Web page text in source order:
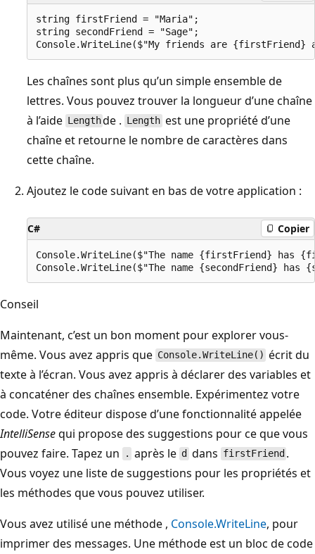
string firstFriend = "Maria";
string secondFriend = "Sage";
Les chaînes sont plus qu’un simple ensemble de
lettres. Vous pouvez trouver la longueur d’une chaîne
à l’aide Lengthde . Length est une propriétéd’une
chaîne et retourne le nombre de caractères dans
cette chaîne.
Ajoutez le code suivant en bas de votre application :
C# Copier
Console.WriteLine($"The name {firstFriend}
Conseil
Maintenant, c’est un bon moment pour explorer vous-
même. Vous avez appris que Console.WriteLine() écrit du
texte à l’écran. Vous avez appris à déclarer des variables et
à concaténer des chaînes ensemble. Expérimentez votre
code. Votre éditeur dispose d’une fonctionnalité appelée
IntelliSensequi propose des suggestions pour ce que vous
pouvez faire. Tapez un
. après le d dans firstFriend .
Vous voyez une liste de suggestions pour les propriétés et
les méthodes que vous pouvez utiliser.
Vous avez utilisé une méthode , Console.WriteLine, pour
imprimer des messages. Une méthodeest un bloc de code